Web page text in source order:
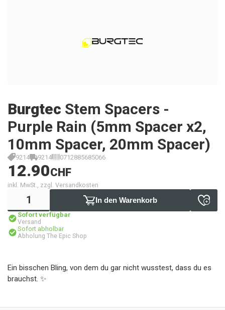
Burgtec Stem Spacers -
Purple Rain (5mm Spacer x2,
10mm Spacer, 20mm Spacer)
9214 9214 0712885685066
12.90CHF
inkl. MwSt., zzgl. Versandkosten
In den Warenkorb
Sofort verfügbar
Versand
Sofort abholbar
Abholung The Epic Shop
Ein bisschen Bling, von dem du gar nicht wusstest, dass du es
brauchst. ✨